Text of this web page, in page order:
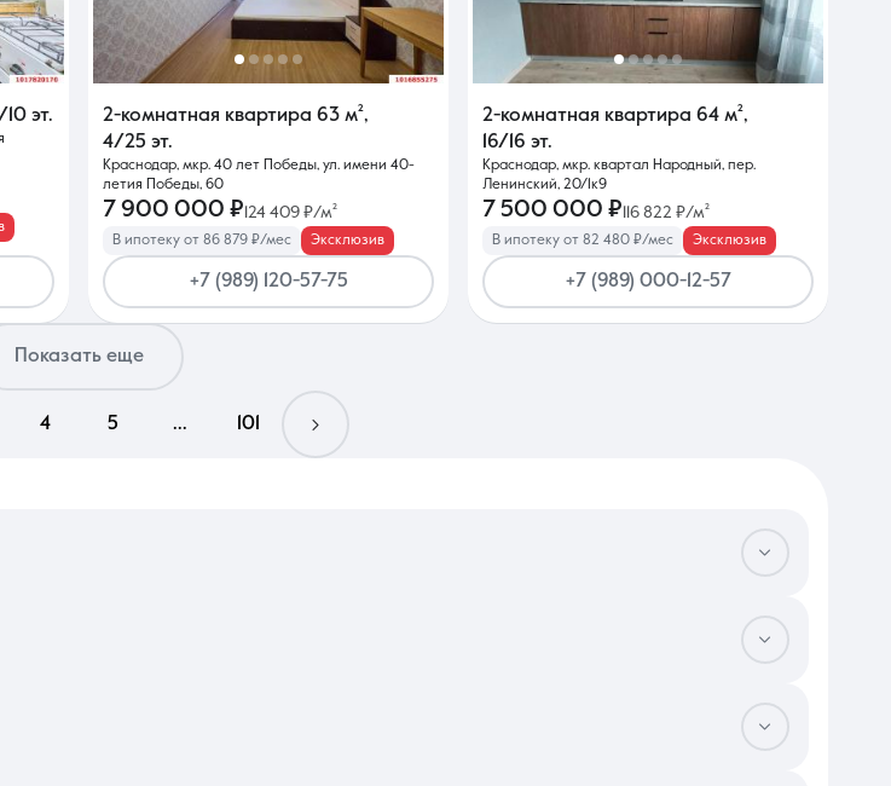
10 эт. 2-комнатная квартира 63 м²,
4/25 эт.
Краснодар, мкр. 40 лет Победы, ул. имени 40-
летия Победы, 60
7 900 000 ₽124 409 ₽/м²
В ипотеку от 86 879 ₽/мес Эксклюзив
+7 (989) 120-57-75
2-комнатная квартира 64 м²,
16/16 эт.
Краснодар, мкр. квартал Народный, пер.
Ленинский, 20/1к9
7 500 000 ₽116 822 ₽/м²
В ипотеку от 82 480 ₽/мес Эксклюзив
+7 (989) 000-12-57
Показать еще
4 5 ... 101